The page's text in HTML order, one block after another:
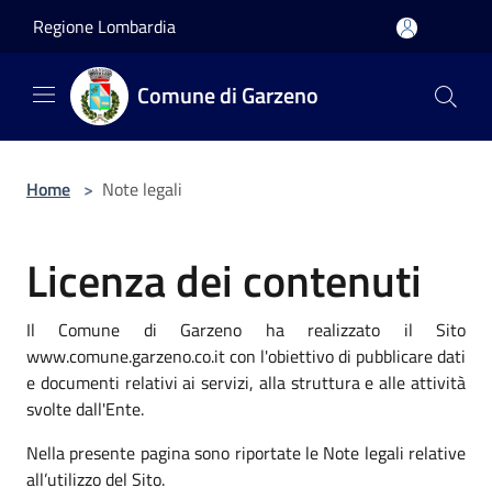
Regione Lombardia
Comune di Garzeno
Home > Note legali
Licenza dei contenuti
Il Comune di Garzeno ha realizzato il Sito
www.comune.garzeno.co.it con l'obiettivo di pubblicare dati
e documenti relativi ai servizi, alla struttura e alle attività
svolte dall'Ente.
Nella presente pagina sono riportate le Note legali relative
all’utilizzo del Sito.